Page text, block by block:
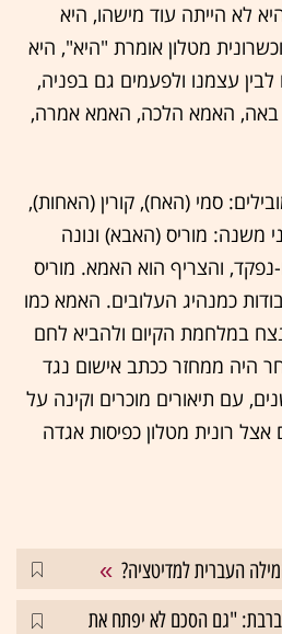
לא הייתה עוד מישהו, היא
הצריף" (עמ' 39). וכשרונית מטלון אומרת "היא", היא
עצמנו ולפעמים גם בפניה,
האמא הלכה, האמא אמרה,
סמי (האח), קורין (האחות),
משנה: מוריס (האבא) ונונה
והצריף הוא האמא. מוריס
כמנהיג העלובים. האמא כמו
במלחמת הקיום ולהביא לחם
היה ממחזר ככתב אישום נגד
עם תיאורים מוכרים וקינה על
רונית מטלון כפיסות אגדה
העברית למדיטציה?
"גם הסכם לא יפתח את